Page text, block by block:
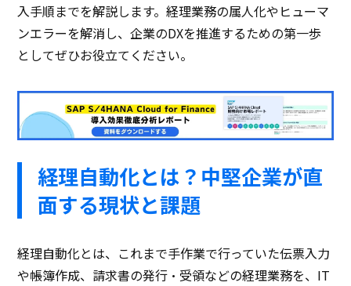
入手順までを解説します。経理業務の属人化やヒューマ
ンエラーを解消し、企業のDXを推進するための第一歩
としてぜひお役立てください。
経理自動化とは？中堅企業が直
面する現状と課題
経理自動化とは、これまで手作業で行っていた伝票入力
や帳簿作成、請求書の発行・受領などの経理業務を、IT